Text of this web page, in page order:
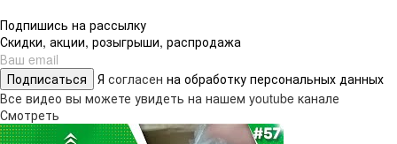
Подпишись на рассылку
Скидки, акции, розыгрыши, распродажа
Подписаться Я согласен на обработку персональных данных
Все видео вы можете увидеть на нашем youtube канале
Смотреть